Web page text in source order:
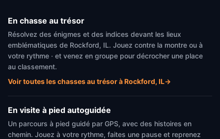
En chasse au trésor
Résolvez des énigmes et des indices devant les lieux
emblématiques de Rockford, IL. Jouez contre la montre ou à
votre rythme · et venez en groupe pour décrocher une place
au classement.
Voir toutes les chasses au trésor à Rockford, IL→
En visite à pied autoguidée
Un parcours à pied guidé par GPS, avec des histoires en
chemin. Jouez à votre rythme, faites une pause et reprenez